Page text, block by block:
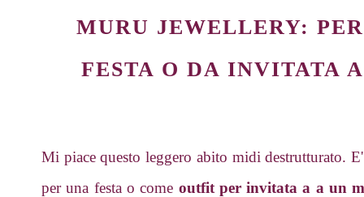
MURU JEWELLERY:
FESTA O DA INVITATA
Mi piace questo leggero abito midi destrutturato.
per una festa o come outfit per invitata a a un